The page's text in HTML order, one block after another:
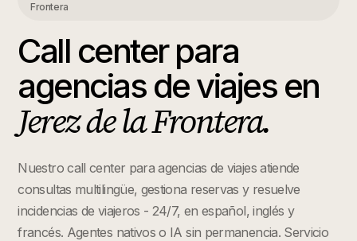
Frontera
Call center para
agencias de viajesen
Jerez de la Frontera.
Nuestro call center para agencias de viajes atiende
consultas multilingüe, gestiona reservas y resuelve
incidencias de viajeros - 24/7, en español, inglés y
francés. Agentes nativos o IA sin permanencia.Servicio